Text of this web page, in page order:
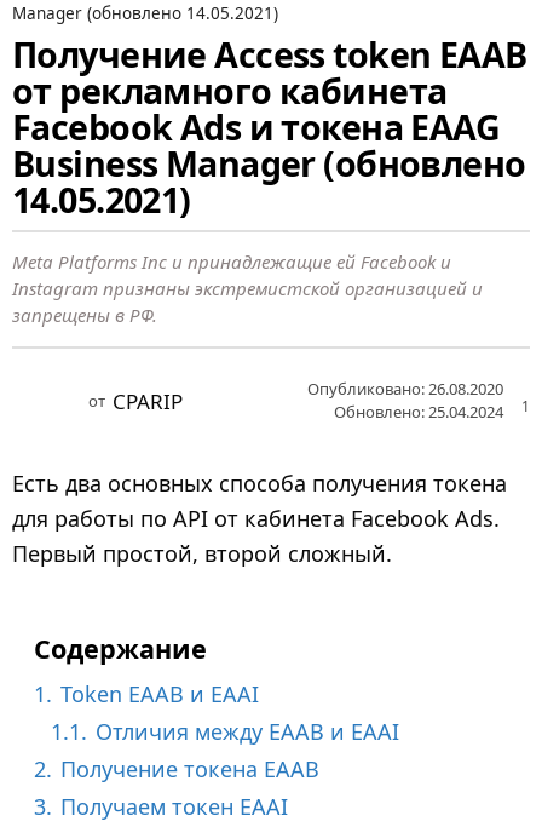
Manager (обновлено 14.05.2021)
6
л
е
т
н
а
а
д
2
а
н
а
Получение Access token EAAB
от рекламного кабинета
Facebook Ads и токена EAAG
Business Manager (обновлено
14.05.2021)
Meta Platforms Inc и принадлежащие ей Facebook и
Instagram признаны экстремистской организацией и
запрещены в РФ.
от CPARIP
Опубликовано: 26.08.2020
Обновлено: 25.04.2024
1
Есть два основных способа получения токена
для работы по API от кабинета Facebook Ads.
Первый простой, второй сложный.
Содержание
1. Token EAAB и EAAI
1.1. Отличия между EAAB и EAAI
2. Получение токена EAAB
3. Получаем токен EAAI